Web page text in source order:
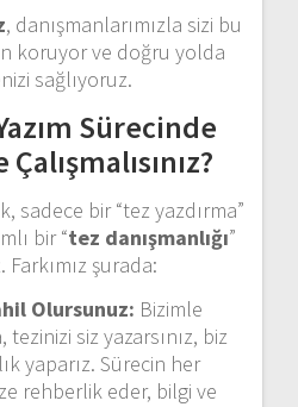
, danışmanlarımızla sizi bu
koruyor ve doğru yolda
sağlıyoruz.
Sürecinde
sadece bir “tez yazdırma”
bir “tez danışmanlığı”
şurada:
Olursunuz: Bizimle
tezinizi siz yazarsınız, biz
yaparız. Sürecin her
rehberlik eder, bilgi ve